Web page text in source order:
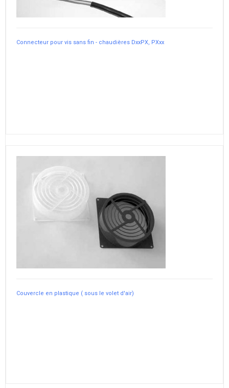
Connecteur pour vis sans fin - chaudières DxxPX, PXxx
Couvercle en plastique ( sous le volet d'air)